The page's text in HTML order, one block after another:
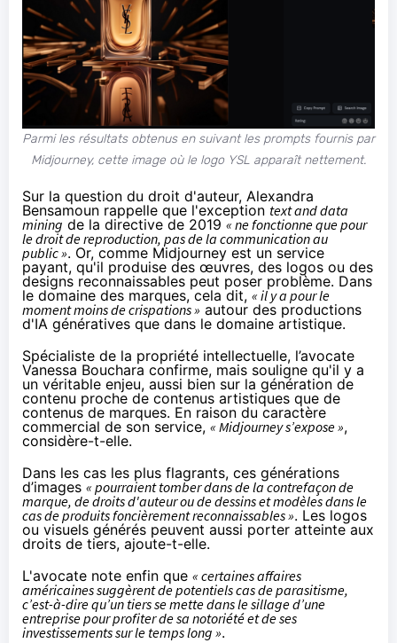
Parmi les résultats obtenus en suivant les prompts fournis par
Midjourney, cette image où le logo YSL apparaît nettement.
Sur la question du droit d'auteur, Alexandra
Bensamoun rappelle que l'exception text and data
mining de la directive de 2019 « ne fonctionne que pour
le droit de reproduction, pas de la communication au
public ». Or, comme Midjourney est un service
payant, qu'il produise des œuvres, des logos ou des
designs reconnaissables peut poser problème. Dans
le domaine des marques, cela dit, « il y a pour le
moment moins de crispations » autour des productions
d'IA génératives que dans le domaine artistique.
Spécialiste de la propriété intellectuelle, l’avocate
Vanessa Bouchara confirme, mais souligne qu'il y a
un véritable enjeu, aussi bien sur la génération de
contenu proche de contenus artistiques que de
contenus de marques. En raison du caractère
commercial de son service, « Midjourney s’expose »,
considère-t-elle.
Dans les cas les plus flagrants, ces générations
d’images « pourraient tomber dans de la contrefaçon de
marque, de droits d'auteur ou de dessins et modèles dans le
cas de produits foncièrement reconnaissables ». Les logos
ou visuels générés peuvent aussi porter atteinte aux
droits de tiers, ajoute-t-elle.
L'avocate note enfin que « certaines affaires
américaines suggèrent de potentiels cas de parasitisme,
c’est-à-dire qu’un tiers se mette dans le sillage d’une
entreprise pour profiter de sa notoriété et de ses
investissements sur le temps long ».